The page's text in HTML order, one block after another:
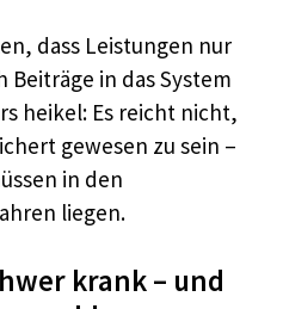
dass Leistungen nur
in das System
heikel: Es reicht nicht,
gewesen zu sein –
in den
liegen.
krank – und